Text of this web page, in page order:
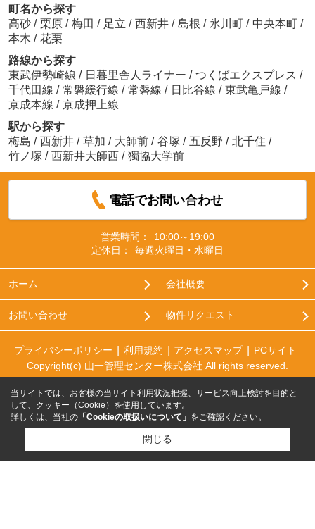
町名から探す
高砂 / 栗原 / 梅田 / 足立 / 西新井 / 島根 / 氷川町 / 中央本町 /
本木 / 花栗
路線から探す
東武伊勢崎線 / 日暮里舎人ライナー / つくばエクスプレス /
千代田線 / 常磐緩行線 / 常磐線 / 日比谷線 / 東武亀戸線 /
京成本線 / 京成押上線
駅から探す
梅島 / 西新井 / 草加 / 大師前 / 谷塚 / 五反野 / 北千住 /
竹ノ塚 / 西新井大師西 / 獨協大学前
電話でお問い合わせ
営業時間：
10:00～19:00
定休日：
毎週火曜日・水曜日
ホーム 会社概要
お問い合わせ 物件リクエスト
プライバシーポリシー 利用規約 アクセスマップ
PCサイト
Copyright(c) 山一管理センター株式会社 All rights reserved.
当サイトでは、お客様の当サイト利用状況把握、サービス向上検討を目的と
して、クッキー（Cookie）を使用しています。
詳しくは、当社の 「Cookieの取扱いについて」 をご確認ください。
閉じる